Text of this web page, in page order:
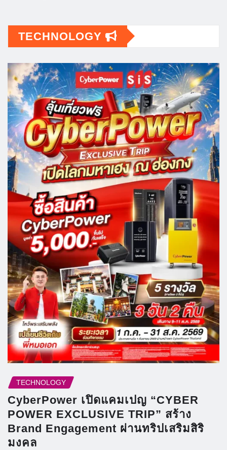
TECHNOLOGY
TECHNOLOGY
CyberPower เปิดแคมเปญ “CYBER
POWER EXCLUSIVE TRIP” สร้าง
Brand Engagement ผ่านทริปเสริมสิริ
มงคล